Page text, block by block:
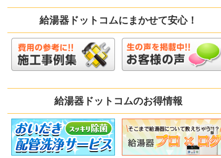
給湯器ドットコムにまかせて安心！
給湯器ドットコムのお得情報